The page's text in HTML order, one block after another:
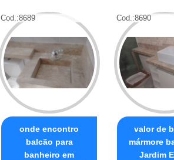
Cod.:8689
onde encontro
balcão para
banheiro em
Cod.:8690
valor de
mármore
Jardim